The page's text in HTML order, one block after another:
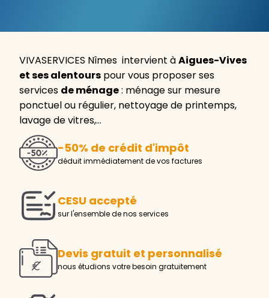
VIVASERVICES Nîmes intervient àAigues-Vives
et ses alentours pour vous proposer ses
services de ménage: ménage sur mesure
ponctuel ou régulier, nettoyage de printemps,
lavage de vitres,…
-50% de crédit d'impôt
déduit immédiatement de vos factures
CESU accepté
sur l'ensemble de nos services
Devis gratuit et personnalisé
nous étudions votre besoin gratuitement